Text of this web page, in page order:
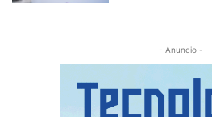
- Anuncio -